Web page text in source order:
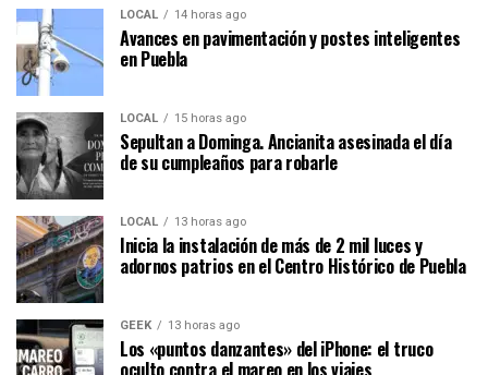
LOCAL 14 horas ago
Avances en pavimentación y postes inteligentes
en Puebla
LOCAL 15 horas ago
Sepultan a Dominga. Ancianita asesinada el día
de su cumpleaños para robarle
LOCAL 13 horas ago
Inicia la instalación de más de 2 mil luces y
adornos patrios en el Centro Histórico de Puebla
GEEK 13 horas ago
Los «puntos danzantes» del iPhone: el truco
oculto contra el mareo en los viajes